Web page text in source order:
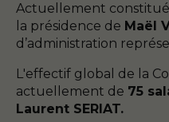
Actuellement constitué
la présidence de Maël
d’administration
L'effectif global de la
actuellement de 75
Laurent SERIAT.